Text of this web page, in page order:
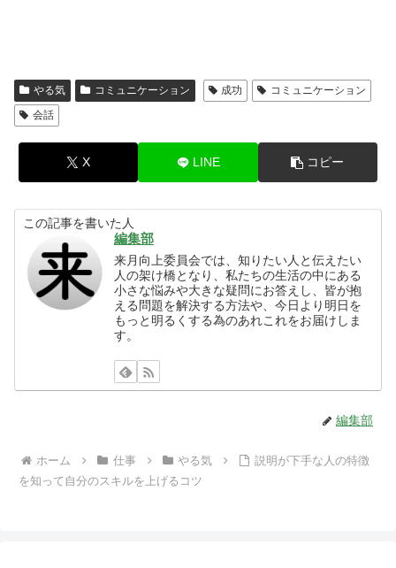
やる気 コミュニケーション 成功
コミュニケーション
会話
X LINE コピー
この記事を書いた人
編集部
来月向上委員会では、知りたい人と伝えたい
人の架け橋となり、私たちの生活の中にある
小さな悩みや大きな疑問にお答えし、皆が抱
える問題を解決する方法や、今日より明日を
もっと明るくする為のあれこれをお届けしま
す。
編集部
ホーム 仕事 やる気
説明が下手な人の特徴
を知って自分のスキルを上げるコツ